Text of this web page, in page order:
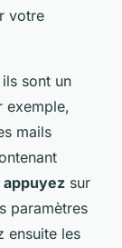
votre
sont un
exemple,
mails
appuyez sur
paramètres
ensuite les